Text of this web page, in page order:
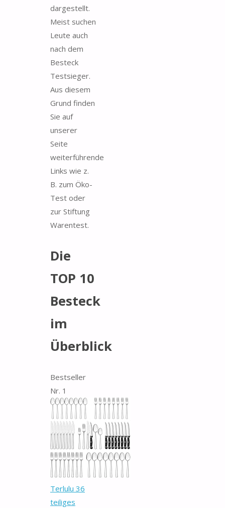
dargestellt.
Meist suchen
Leute auch
nach dem
Besteck
Testsieger.
Aus diesem
Grund finden
Sie auf
unserer
Seite
weiterführende
Links wie z.
B. zum Öko-
Test oder
zur Stiftung
Warentest.
Die
TOP 10
Besteck
im
Überblick
Bestseller
Nr. 1
Terlulu 36
teiliges